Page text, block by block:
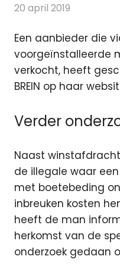
20 april 2019
Een aanbieder die
voorgeïnstalleerde
verkocht, heeft
BREIN op haar
Verder
Naast
de illegale waar
met boetebeding
inbreuken kosten
heeft de man
herkomst van de
onderzoek gedaan